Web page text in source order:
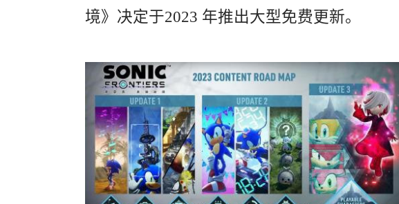
境》决定于2023 年推出大型免费更新。